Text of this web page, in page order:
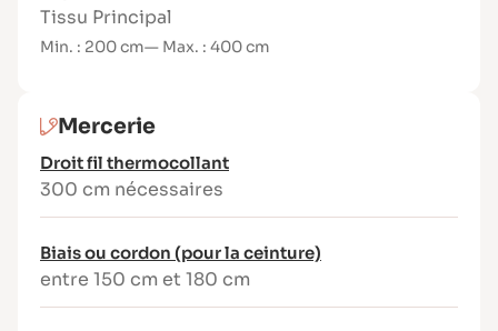
Le livret illustré et le tutoriel vidéo
permettent un accompagnement pas à pas,
Tissu Principal
Min. : 200 cm— Max. : 400 cm
Mercerie
Droit fil thermocollant
300 cm nécessaires
Biais ou cordon (pour la ceinture)
entre 150 cm et 180 cm